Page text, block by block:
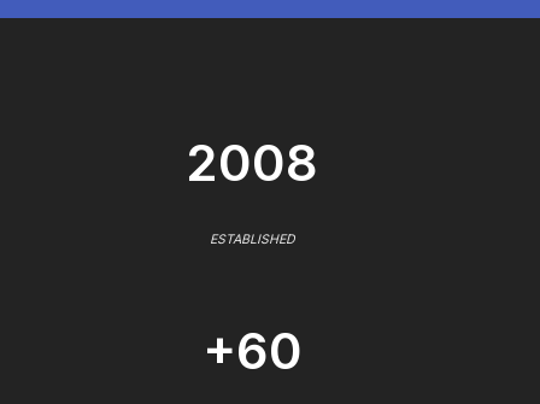
2008
ESTABLISHED
+60